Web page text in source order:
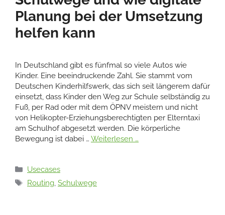
Planung bei der Umsetzung
helfen kann
In Deutschland gibt es fünfmal so viele Autos wie
Kinder. Eine beeindruckende Zahl. Sie stammt vom
Deutschen Kinderhilfswerk, das sich seit längerem dafür
einsetzt, dass Kinder den Weg zur Schule selbständig zu
Fuß, per Rad oder mit dem ÖPNV meistern und nicht
von Helikopter-Erziehungsberechtigten per Elterntaxi
am Schulhof abgesetzt werden. Die körperliche
Bewegung ist dabei … Weiterlesen …
Kategorien
Usecases
Schlagwörter
Routing, Schulwege